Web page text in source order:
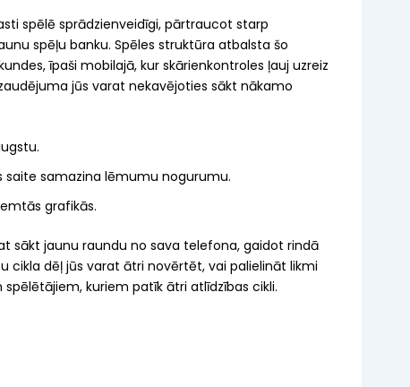
spēlē sprādzienveidīgi, pārtraucot starp
spēļu banku. Spēles struktūra atbalsta šo
īpaši mobilajā, kur skārienkontroles ļauj uzreiz
jūs varat nekavējoties sākt nākamo
saite samazina lēmumu nogurumu.
grafikās.
sākt jaunu raundu no sava telefona, gaidot rindā
cikla dēļ jūs varat ātri novērtēt, vai palielināt likmi
kuriem patīk ātri atlīdzības cikli.